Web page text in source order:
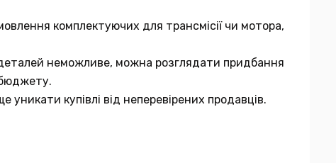
комплектуючих для трансмісії чи мотора,
деталей неможливе, можна розглядати придбання
купівлі від неперевірених продавців.